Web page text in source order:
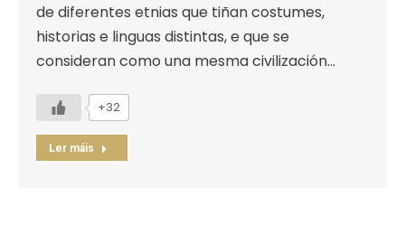
de diferentes etnias que tiñan costumes,
historias e linguas distintas, e que se
consideran como una mesma civilización…
+32
Ler máis